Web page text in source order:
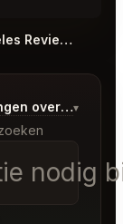
Meteora Los Angeles Reviews
over Laatste
▾
nodig